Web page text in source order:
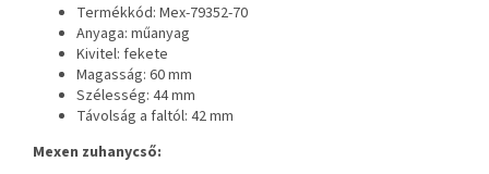
Termékkód: Mex-79352-70
Anyaga: műanyag
Kivitel: fekete
Magasság: 60 mm
Szélesség: 44 mm
Távolság a faltól: 42 mm
Mexen zuhanycső: